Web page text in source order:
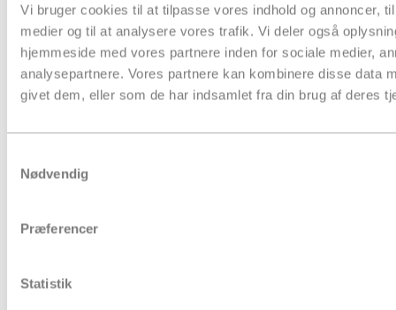
Vi bruger cookies til at tilpasse vores indhold og annoncer,
medier og til at analysere vores trafik. Vi deler også
hjemmeside med vores partnere inden for sociale medier,
analysepartnere. Vores partnere kan kombinere disse data
givet dem, eller som de har indsamlet fra din brug af deres
Nødvendig
Præferencer
Statistik
Kontorartikler & lagertilbehør
Aftørring & hygiejne
Gaveindpakning
Strapbånd & hæftning
Euro- og engangspaller
Bæredygtig emballage
Fairemballage